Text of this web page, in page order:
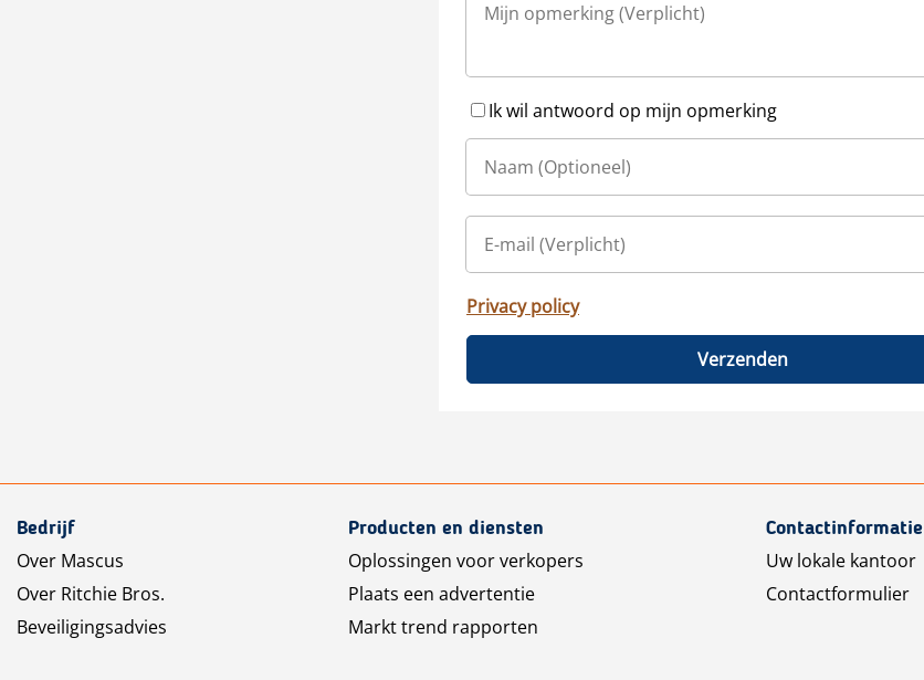
Ik wil antwoord op mijn opmerking
Privacy policy
Verzenden
Bedrijf
Over Mascus
Over Ritchie Bros.
Beveiligingsadvies
Producten en diensten
Oplossingen voor verkopers
Plaats een advertentie
Markt trend rapporten
Contactinformatie
Uw lokale kantoor
Contactformulier